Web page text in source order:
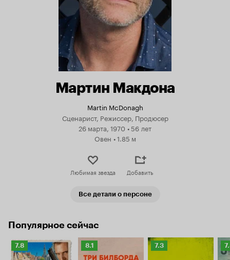
Мартин Макдона
Martin McDonagh
Сценарист, Режиссер, Продюсер
26 марта, 1970 •56 лет
Овен •1.85 м
Любимая звезда Добавить
Все детали о персоне
Популярное сейчас
Рейтинг
Кинопоиска
7.8
Рейтинг
Кинопоиска
8.1
Рейтинг
7.3